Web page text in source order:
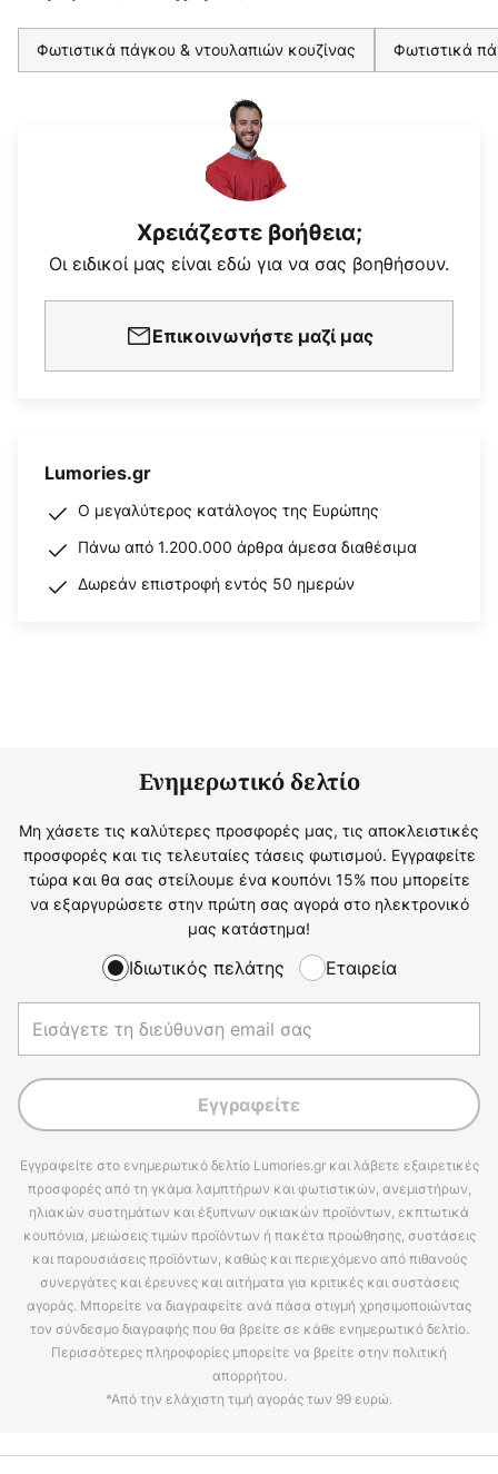
Φωτιστικά πάγκου & ντουλαπιών κουζίνας Φωτιστικά
Χρειάζεστε βοήθεια;
Οι ειδικοί μας είναι εδώ για να σας βοηθήσουν.
Επικοινωνήστε μαζί μας
Lumories.gr
Ο μεγαλύτερος κατάλογος της Ευρώπης
Πάνω από 1.200.000 άρθρα άμεσα διαθέσιμα
Δωρεάν επιστροφή εντός 50 ημερών
Ενημερωτικό δελτίο
Μη χάσετε τις καλύτερες προσφορές μας, τις αποκλειστικές
προσφορές και τις τελευταίες τάσεις φωτισμού. Εγγραφείτε
τώρα και θα σας στείλουμε ένα κουπόνι 15% που μπορείτε
να εξαργυρώσετε στην πρώτη σας αγορά στο ηλεκτρονικό
μας κατάστημα!
Ιδιωτικός πελάτης Εταιρεία
Εγγραφείτε
Εγγραφείτε στο ενημερωτικό δελτίο Lumories.gr και λάβετε εξαιρετικές
προσφορές από τη γκάμα λαμπτήρων και φωτιστικών, ανεμιστήρων,
ηλιακών συστημάτων και έξυπνων οικιακών προϊόντων, εκπτωτικά
κουπόνια, μειώσεις τιμών προϊόντων ή πακέτα προώθησης, συστάσεις
και παρουσιάσεις προϊόντων, καθώς και περιεχόμενο από πιθανούς
συνεργάτες και έρευνες και αιτήματα για κριτικές και συστάσεις
αγοράς. Μπορείτε να διαγραφείτε ανά πάσα στιγμή χρησιμοποιώντας
τον σύνδεσμο διαγραφής που θα βρείτε σε κάθε ενημερωτικό δελτίο.
Περισσότερες πληροφορίες μπορείτε να βρείτε στην πολιτική
απορρήτου.
*Από την ελάχιστη τιμή αγοράς των 99 ευρώ.